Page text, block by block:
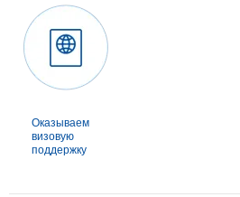
Оказываем
визовую
поддержку